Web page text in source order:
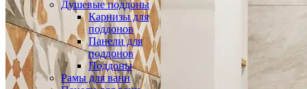
Душевые поддоны
Карнизы для
поддонов
Панели для
поддонов
Поддоны
Рамы для ванн